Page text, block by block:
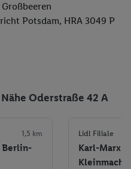
Potsdam, HRA 3049 P
Oderstraße 42 A
1,5 km
Berlin-
Lidl Filiale
Karl-Marx-